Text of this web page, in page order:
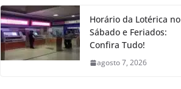
Horário da Lotérica no
Sábado e Feriados:
Confira Tudo!
agosto 7, 2026